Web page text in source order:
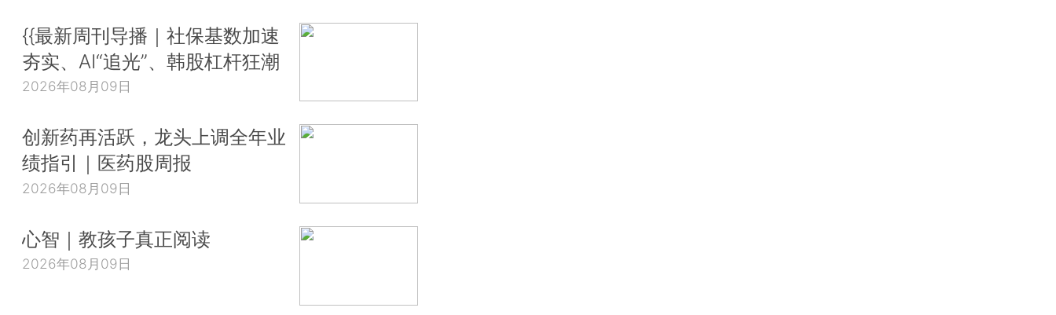
{{最新周刊导播｜社保基数加速
夯实、AI“追光”、韩股杠杆狂潮
2026年08月09日
创新药再活跃，龙头上调全年业
绩指引｜医药股周报
2026年08月09日
心智｜教孩子真正阅读
2026年08月09日